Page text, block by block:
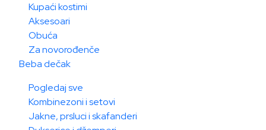
Kupaći kostimi
Aksesoari
Obuća
Za novorođenče
Beba dečak
Pogledaj sve
Kombinezoni i setovi
Jakne, prsluci i skafanderi